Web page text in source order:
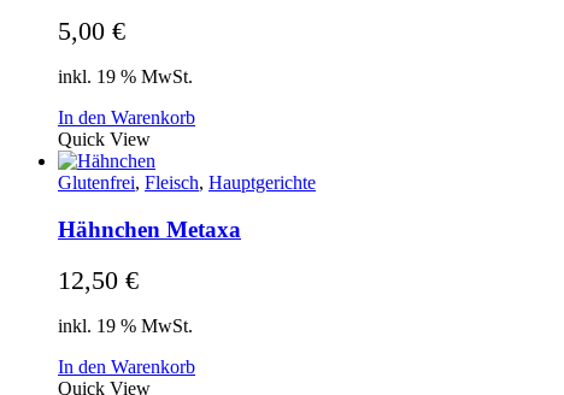
5,00 €
inkl. 19 % MwSt.
In den Warenkorb
Quick View
Glutenfrei, Fleisch, Hauptgerichte
Hähnchen Metaxa
12,50 €
inkl. 19 % MwSt.
In den Warenkorb
Quick View